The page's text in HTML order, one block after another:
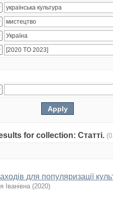
for collection: Статті.
для популяризації
Іванівна (2020)